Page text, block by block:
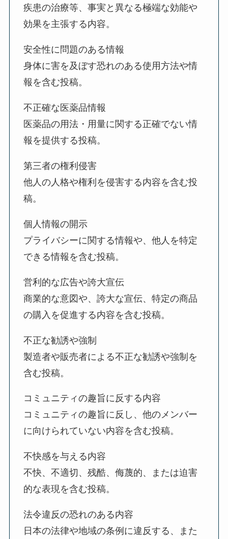
疾患の治療等、事実と異なる極端な効能や
効果を主張する内容。
安全性に問題のある情報
身体に害を及ぼす恐れのある使用方法や情
報を含む投稿。
不正確な医薬品情報
医薬品の用法・用量に関する正確でない情
報を提供する投稿。
第三者の権利侵害
他人の人格や権利を侵害する内容を含む投
稿。
個人情報の開示
プライバシーに関する情報や、他人を特定
できる情報を含む投稿。
営利的な広告や誇大宣伝
商業的な意図や、誇大な宣伝、特定の商品
の購入を促進する内容を含む投稿。
不正な勧誘や強制
製造者や販売者による不正な勧誘や強制を
含む投稿。
コミュニティの趣旨に反する内容
コミュニティの趣旨に反し、他のメンバー
に向けられていない内容を含む投稿。
不快感を与える内容
不快、不適切、残酷、侮蔑的、または迫害
的な表現を含む投稿。
法令違反の恐れのある内容
日本の法律や地域の条例に違反する、また